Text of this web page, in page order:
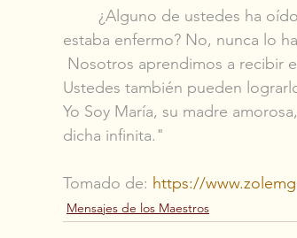
¿Alguno de ustedes ha
estaba enfermo? No, nunca lo
Nosotros aprendimos a recibir
Ustedes también pueden
Yo Soy María, su madre
dicha infinita."
Tomado de: https://
Mensajes de los Maestros